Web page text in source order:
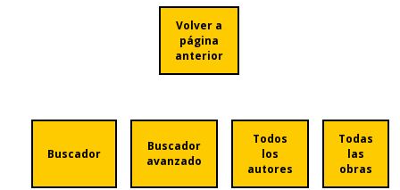
Volver a
página
anterior
Buscador
Buscador
avanzado
Todos
los
autores
Todas
las
obras